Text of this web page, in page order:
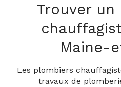
Salle de
Plus d'artisans et
Trouver
Maine-
Les plombiers
travaux de